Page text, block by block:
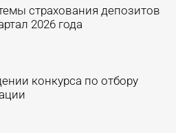
страхования депозитов
2026 года
конкурса по отбору